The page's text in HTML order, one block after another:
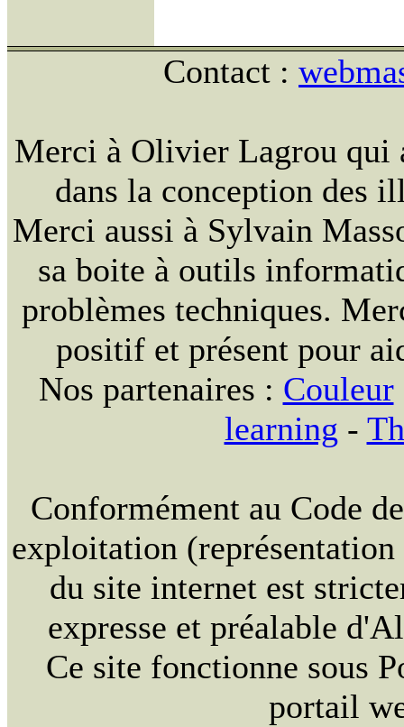
Contact :
Merci à Olivier Lagrou qui
dans la conception des
Merci aussi à Sylvain
sa boite à outils
problèmes techniques.
positif et présent pour
Nos partenaires : Couleur
learning -
Conformément au Code
exploitation
du site internet est
expresse et préalable
Ce site fonctionne sous
portail